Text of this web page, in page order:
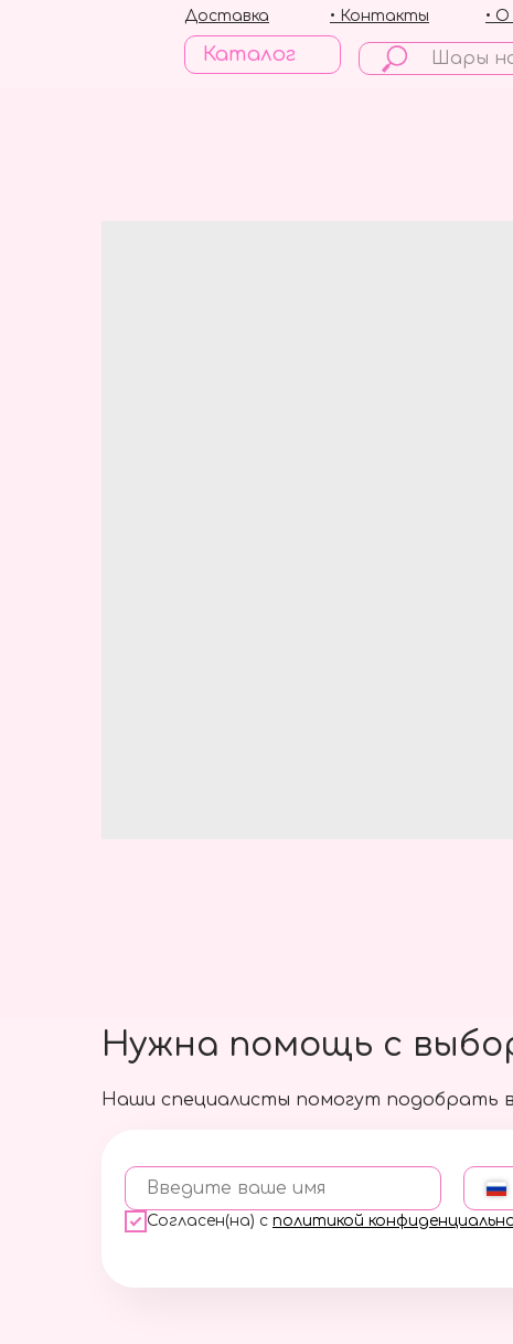
Каталог
•
• Контакты
Доставка
Наши специалисты помогут подобрать
Введите ваше имя
Согласен(на) с политикой
Нужна помощь с